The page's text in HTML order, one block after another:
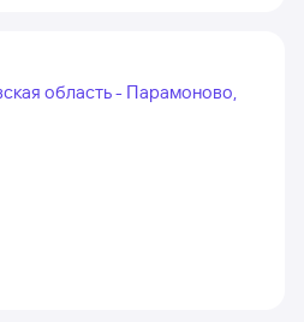
область - Парамоново,